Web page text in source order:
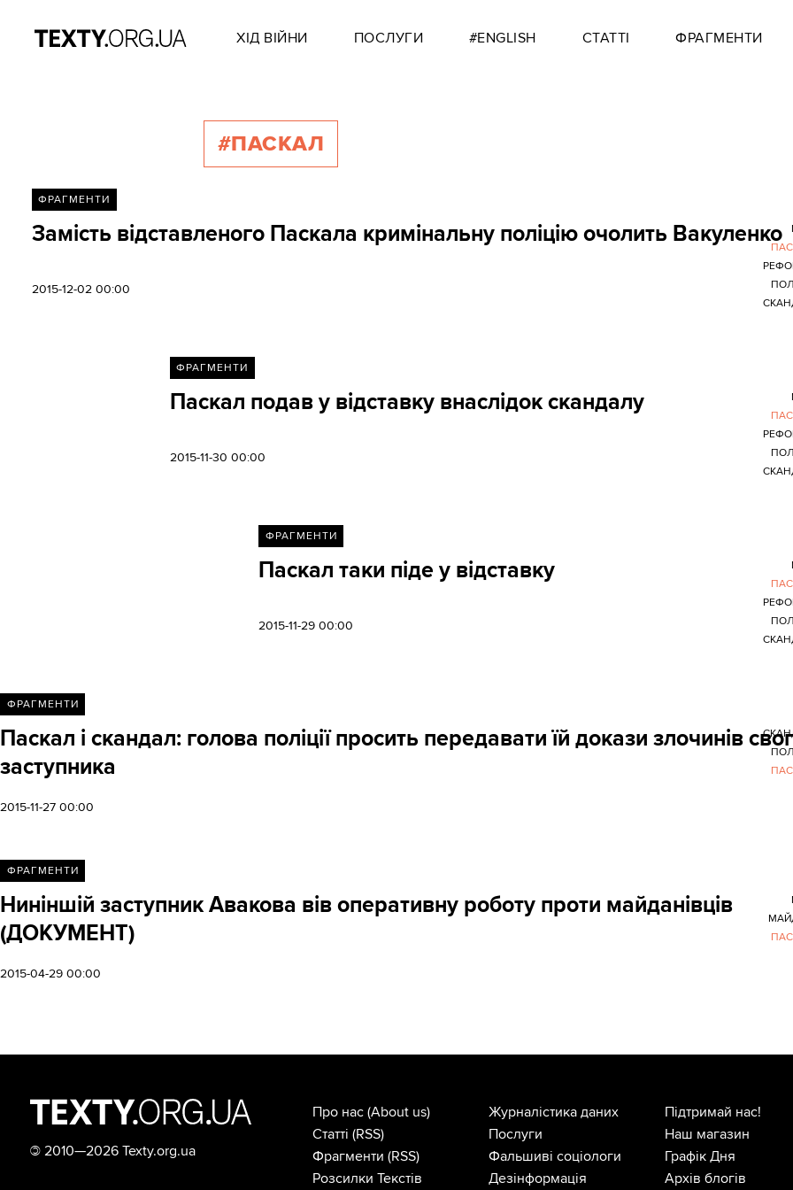
ХІД ВІЙНИ ПОСЛУГИ #ENGLISH СТАТТІ ФРАГМЕНТИ
#ПАСКАЛ
ФРАГМЕНТИ
Замість відставленого Паскала кримінальну поліцію очолить Вакуленко
2015-12-02 00:00
ФРАГМЕНТИ
Паскал подав у відставку внаслідок скандалу
2015-11-30 00:00
ФРАГМЕНТИ
Паскал таки піде у відставку
2015-11-29 00:00
ФРАГМЕНТИ
Паскал і скандал: голова поліції просить передавати їй докази злочинів
заступника
2015-11-27 00:00
ФРАГМЕНТИ
Ниніншій заступник Авакова вів оперативну роботу проти майданівців
(ДОКУМЕНТ)
2015-04-29 00:00
© 2010—2026 Texty.org.ua
Про нас (About us)
Статті (RSS)
Фрагменти (RSS)
Розсилки Текстів
Журналістика даних
Послуги
Фальшиві соціологи
Дезінформація
Підтримай нас!
Наш магазин
Графік Дня
Архів блогів